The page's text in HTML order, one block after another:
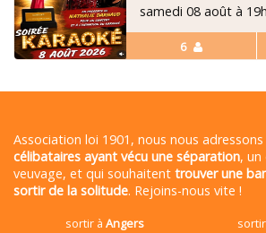
6
samedi 08 août à
Association loi 1901, nous nous
célibataires ayant vécu une séparation, un
veuvage, et qui souhaitent trouver une
sortir de la solitude. Rejoins-nous vite !
sortir àAngers